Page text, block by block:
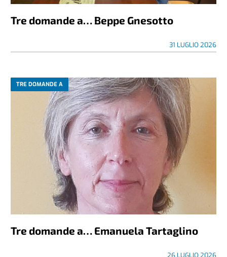
Tre domande a… Beppe Gnesotto
31 LUGLIO 2026
TRE DOMANDE A
Tre domande a… Emanuela Tartaglino